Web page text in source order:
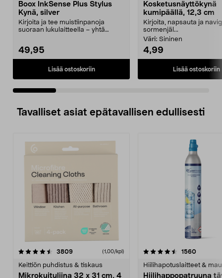
Boox InkSense Plus Stylus
Kynä, silver
Kirjoita ja tee muistiinpanoja
suoraan lukulaitteella – yhtä
49,95
Lisää ostoskoriin
Kosketusnäyttökynä
kumipäällä, 12,3 cm
Kirjoita, napsauta ja
sormenjäl...
Väri: Sininen
4,99
Lisää ostoskoriin
Tavalliset asiat epätavallisen edullisesti
3809arvostelut (1,00/kpl)
Keittiön puhdistus & tiskaus
Mikrokuituliina 32 x 31 cm, 4
4.5viidestä
1560
Hiilihapotuslaitteet &
Hiilihappopatruuna
4.5viidestä